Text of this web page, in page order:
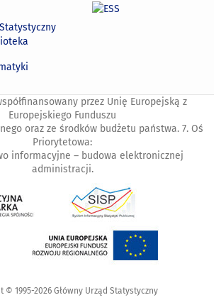
przez Unię Europejską z
Europejskiego Funduszu
oraz ze środków budżetu państwa. 7. Oś
Priorytetowa:
informacyjne – budowa elektronicznej
administracji.
© 1995-2026 Główny Urząd Statystyczny